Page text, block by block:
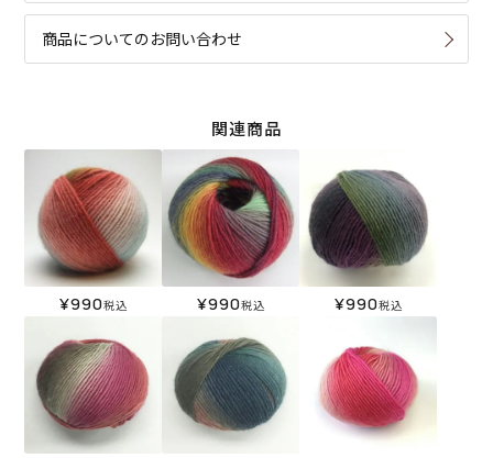
商品についてのお問い合わせ
関連商品
¥990税込 ¥990税込 ¥990税込